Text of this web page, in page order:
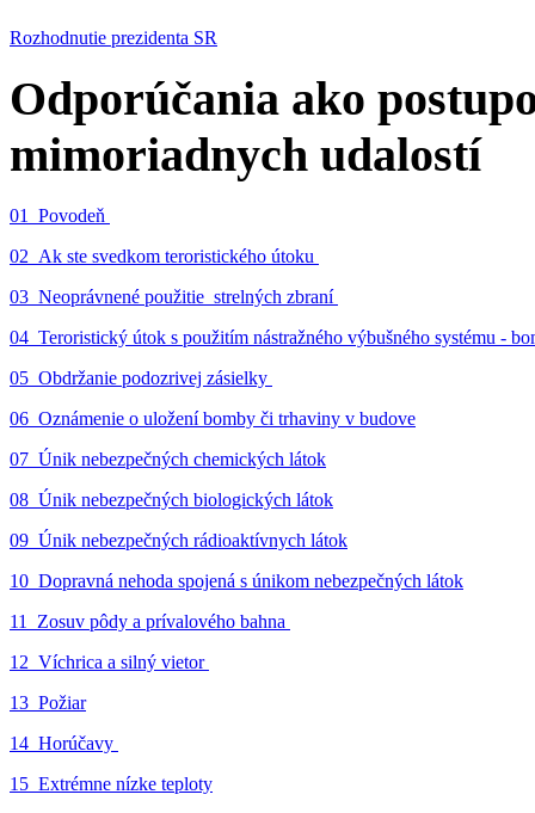
Rozhodnutie prezidenta SR
Odporúčania ako
mimoriadnych udalostí
01_Povodeň
02_Ak ste svedkom teroristického útoku
03_Neoprávnené použitie strelných zbraní
04_Teroristický útok s použitím nástražného výbušného systému -
05_Obdržanie podozrivej zásielky
06_Oznámenie o uložení bomby či trhaviny v budove
07_Únik nebezpečných chemických látok
08_Únik nebezpečných biologických látok
09_Únik nebezpečných rádioaktívnych látok
10_Dopravná nehoda spojená s únikom nebezpečných látok
11_Zosuv pôdy a prívalového bahna
12_Víchrica a silný vietor
13_Požiar
14_Horúčavy
15_Extrémne nízke teploty